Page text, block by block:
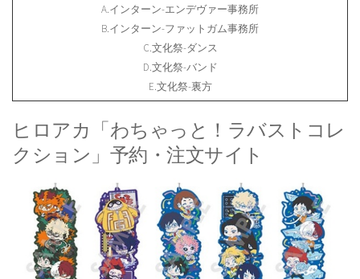
A.インターン-エンデヴァー事務所
B.インターン-ファットガム事務所
C.文化祭-ダンス
D.文化祭-バンド
E.文化祭-裏方
ヒロアカ「わちゃっと！ラバストコレ
クション」予約・注文サイト